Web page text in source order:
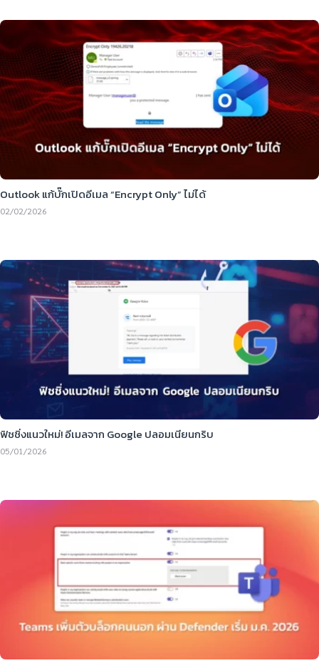
Outlook แก้บั๊กเปิดอีเมล “Encrypt Only” ไม่ได้
02/02/2026
ฟิชชิ่งแนวใหม่! อีเมลจาก Google ปลอมเนียนกริบ
05/01/2026